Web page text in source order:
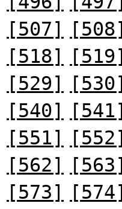
[507]
[508]
[518]
[519]
[529]
[530]
[540]
[541]
[551]
[552]
[562]
[563]
[573]
[574]